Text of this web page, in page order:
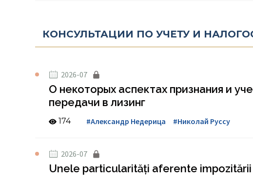
КОНСУЛЬТАЦИИ ПО УЧЕТУ И
2026-07
О некоторых аспектах признания и
передачи в лизинг
174 #Александр Недерица #Николай Руссу
2026-07
Unele particularități aferente